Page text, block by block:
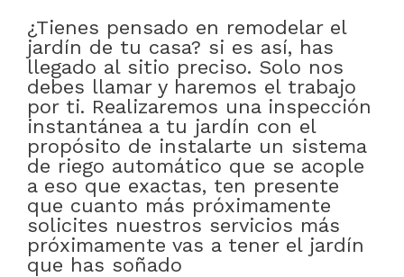
¿Tienes pensado en remodelar el
jardín de tu casa? si es así, has
llegado al sitio preciso. Solo nos
debes llamar y haremos el trabajo
por ti. Realizaremos una inspección
instantánea a tu jardín con el
propósito de instalarte un sistema
de riego automático que se acople
a eso que exactas, ten presente
que cuanto más próximamente
solicites nuestros servicios más
próximamente vas a tener el jardín
que has soñado